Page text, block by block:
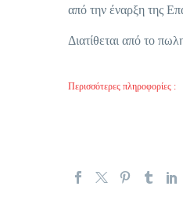
από την έναρξη της
Διατίθεται από το
Περισσότερες πληροφορίες :